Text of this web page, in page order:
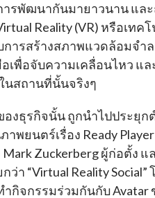
ารพัฒนากันมายาวนาน แล
Reality (VR) หรือเ
การสร้างสภาพแวดล้อมจำ
พื่อจับความเคลื่อนไหว แ
นสถานที่นั้นจริงๆ
องธุรกิจนั้น ถูกนำไปประยุ
พยนตร์เรื่อง Ready
Zuckerberg ผู้ก่อตั้ง
ว่า “Virtual Reality
กิจกรรมร่วมกันกับ